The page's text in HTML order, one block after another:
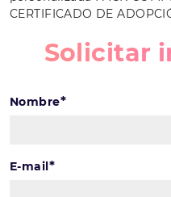
CERTIFICADO DE
Solicitar
Nombre*
E-mail*